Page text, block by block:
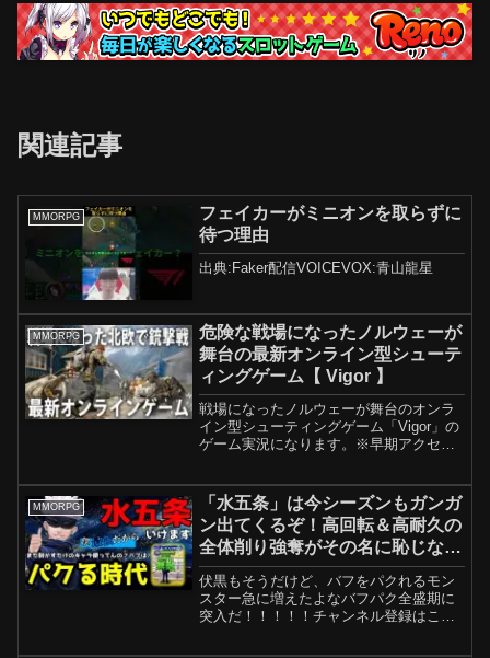
関連記事
MMORPG
フェイカーがミニオンを取らずに
待つ理由
出典:Faker配信VOICEVOX:青山龍星
MMORPG
危険な戦場になったノルウェーが
舞台の最新オンライン型シューテ
ィングゲーム【 Vigor 】
戦場になったノルウェーが舞台のオンラ
イン型シューティングゲーム「Vigor」の
ゲーム実況になります。※早期アクセス
ャンネル独自のバッジや絵文字が使える
ようにな...
MMORPG
「水五条」は今シーズンもガンガ
ン出てくるぞ！高回転＆高耐久の
全体削り強奪がその名に恥じない
最強クラスだ！！！！【サマナー
ズウォー】
伏黒もそうだけど、バフをパクれるモン
スター急に増えたよなバフパク全盛期に
突入だ！！！！！チャンネル登録はこち